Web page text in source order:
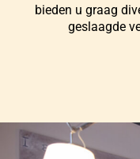
bieden u graag
geslaagde